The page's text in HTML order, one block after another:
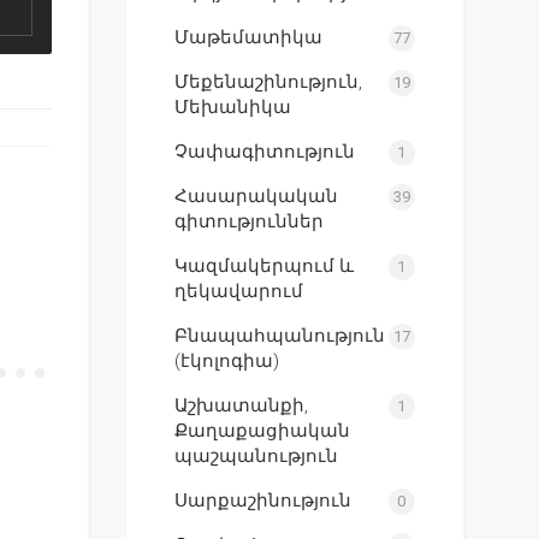
Մաթեմատիկա 77
Մեքենաշինություն,
Մեխանիկա
19
Չափագիտություն 1
Հասարակական
գիտություններ
39
Կազմակերպում և
ղեկավարում
1
Բնապահպանություն
(էկոլոգիա)
17
Աշխատանքի,
Քաղաքացիական
պաշպանություն
1
Սարքաշինություն 0